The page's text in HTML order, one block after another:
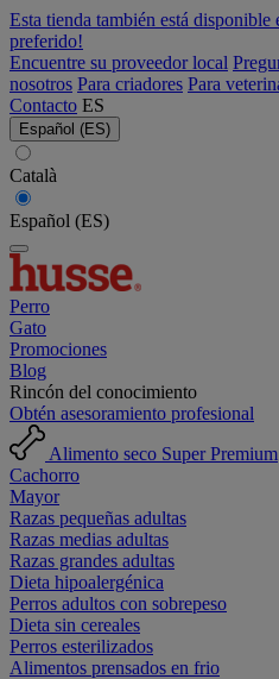
Esta tienda también está disponible
preferido!
Encuentre su proveedor local
nosotros Para criadores Para
Contacto ES
Español (ES)
Català
Español (ES)
Perro
Gato
Promociones
Blog
Rincón del conocimiento
Obtén asesoramiento profesional
Alimento seco Super Premium
Cachorro
Mayor
Razas pequeñas adultas
Razas medias adultas
Razas grandes adultas
Dieta hipoalergénica
Perros adultos con sobrepeso
Dieta sin cereales
Perros esterilizados
Alimentos prensados en frio